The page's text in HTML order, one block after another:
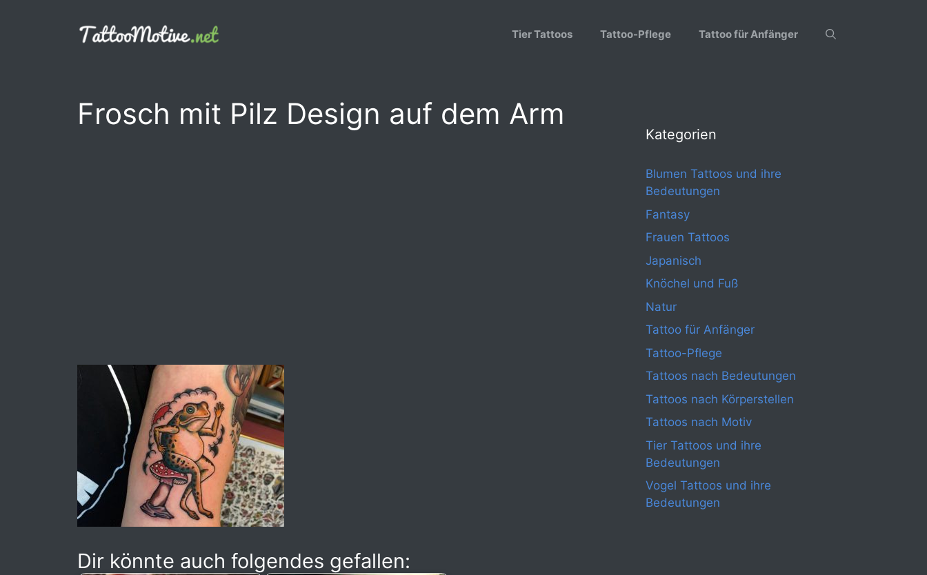
Tier Tattoos Tattoo-Pflege Tattoo für Anfänger
Frosch mit Pilz Design auf dem Arm
Dir könnte auch folgendes gefallen:
Kategorien
Blumen Tattoos und ihre
Bedeutungen
Fantasy
Frauen Tattoos
Japanisch
Knöchel und Fuß
Natur
Tattoo für Anfänger
Tattoo-Pflege
Tattoos nach Bedeutungen
Tattoos nach Körperstellen
Tattoos nach Motiv
Tier Tattoos und ihre
Bedeutungen
Vogel Tattoos und ihre
Bedeutungen